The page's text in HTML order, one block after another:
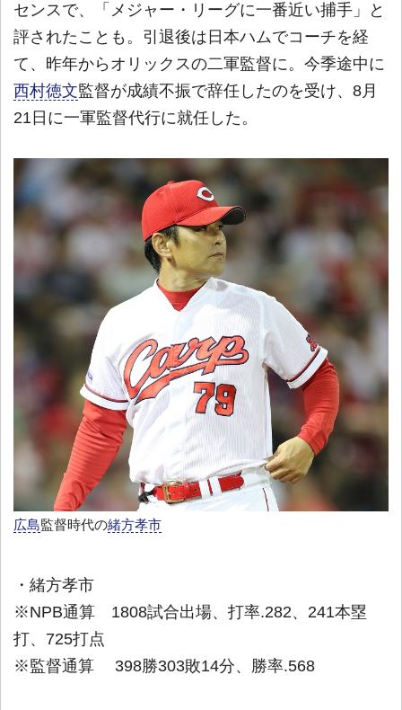
センスで、「メジャー・リーグに一番近い捕手」と
評されたことも。引退後は日本ハムでコーチを経
て、昨年からオリックスの二軍監督に。今季途中に
西村徳文監督が成績不振で辞任したのを受け、8月
21日に一軍監督代行に就任した。
広島監督時代の緒方孝市
・緒方孝市
※NPB通算 1808試合出場、打率.282、241本塁
打、725打点
※監督通算 398勝303敗14分、勝率.568